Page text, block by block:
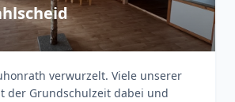
verwurzelt. Viele unserer
der Grundschulzeit dabei und